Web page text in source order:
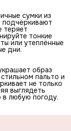
сумки из
подчёркивают
теряет
тонкие
или утеплённые
дни.
образ
пальто и
не только
выглядеть
в любую погоду.